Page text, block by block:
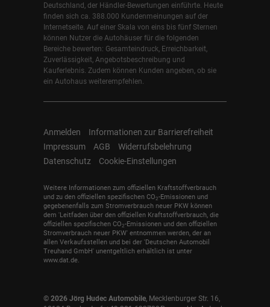
Deutschland, der Händler-Bewertungen einführte. Heute
finden sich ca. 388.000 Kundenmeinungen auf der
Internetseite. Auf einer Skala von eins bis fünf Sternen
können Nutzer die Autohäuser für die folgenden
Bereiche bewerten: Gesamteindruck, Erreichbarkeit,
Zuverlässigkeit, Angebotsbeschreibung und
Kauferlebnis. Zudem können Kunden angeben, ob sie
ein Autohaus weiterempfehlen.
Anmelden
Informationen zur Barrierefreiheit
Impressum
AGB
Widerrufsbelehrung
Datenschutz
Cookie-Einstellungen
Weitere Informationen zum offiziellen Kraftstoffverbrauch
und zu den offiziellen spezifischen CO2-Emissionen und
gegebenenfalls zum Stromverbrauch neuer PKW können
dem 'Leitfaden über den offiziellen Kraftstoffverbrauch, die
offiziellen spezifischen CO2-Emissionen und den offiziellen
Stromverbrauch neuer PKW' entnommen werden, der an
allen Verkaufsstellen und bei der 'Deutschen Automobil
Treuhand GmbH' unentgeltlich erhältlich ist unter
www.dat.de.
© 2026 Jörg Hudec Automobile, Mecklenburger Str. 16,